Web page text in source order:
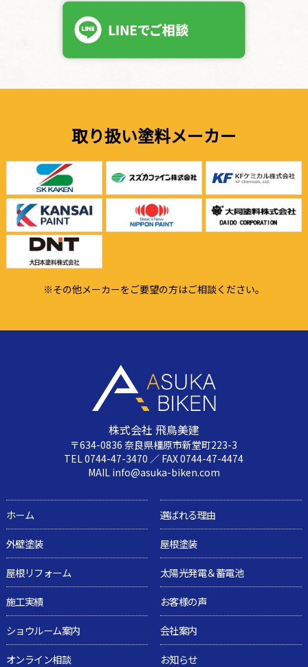
取り扱い塗料メーカー
※その他メーカーをご要望の方はご相談ください。
株式会社 飛鳥美建
〒634-0836 奈良県橿原市新堂町223-3
TEL 0744-47-3470 ／ FAX 0744-47-4474
MAIL info@asuka-biken.com
ホーム
選ばれる理由
外壁塗装
屋根塗装
屋根リフォーム
太陽光発電＆蓄電池
施工実績
お客様の声
ショウルーム案内
会社案内
オンライン相談
お知らせ